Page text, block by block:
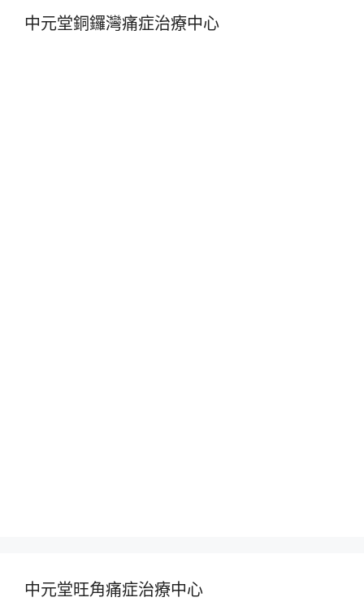
中元堂銅鑼灣痛症治療中心
中元堂旺角痛症治療中心